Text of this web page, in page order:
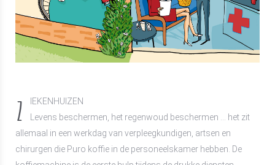
Z
IEKENHUIZEN
Levens beschermen, het regenwoud beschermen … het zit
allemaal in een werkdag van verpleegkundigen, artsen en
chirurgen die Puro koffie in de personeelskamer hebben. De